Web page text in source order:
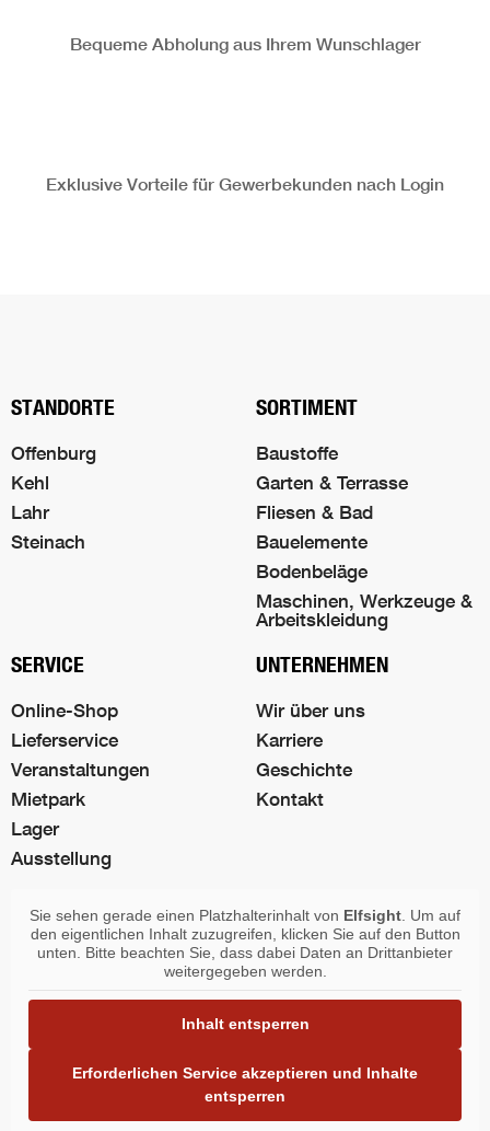
Bequeme Abholung aus Ihrem Wunschlager
Exklusive Vorteile für Gewerbekunden nach Login
STANDORTE
Offenburg
Kehl
Lahr
Steinach
SORTIMENT
Baustoffe
Garten & Terrasse
Fliesen & Bad
Bauelemente
Bodenbeläge
Maschinen, Werkzeuge &
Arbeitskleidung
SERVICE
Online-Shop
Lieferservice
Veranstaltungen
Mietpark
Lager
Ausstellung
UNTERNEHMEN
Wir über uns
Karriere
Geschichte
Kontakt
Sie sehen gerade einen Platzhalterinhalt von Elfsight . Um auf
den eigentlichen Inhalt zuzugreifen, klicken Sie auf den Button
unten. Bitte beachten Sie, dass dabei Daten an Drittanbieter
weitergegeben werden.
Inhalt entsperren
Erforderlichen Service akzeptieren und Inhalte
entsperren